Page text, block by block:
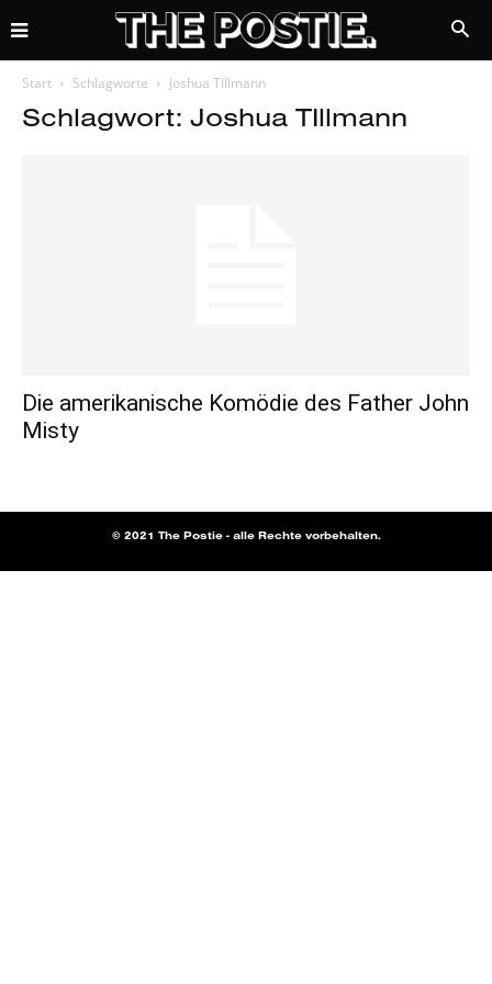
Start Schlagworte Joshua TIllmann
Schlagwort: Joshua TIllmann
Die amerikanische Komödie des Father John
Misty
© 2021 The Postie - alle Rechte vorbehalten.